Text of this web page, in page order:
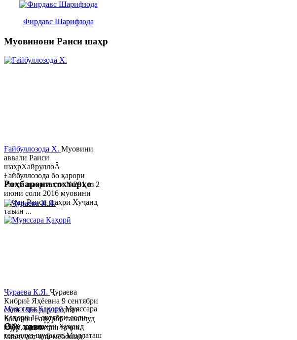
Фирдавс Шарифзода
Муовинони Раиси шаҳр
Ғайбуллозода Х. Муовини
аввали Раиси
шаҳрХайруллоÂ
Ғайбуллозода бо қарори
Раиси шаҳр таҳти №281 аз 2
июни соли 2016 муовини
якуми Раиси шаҳри Хуҷанд
таъин ...
Муяссара ҚаҳорӣМуяссара
Қаҳорӣ 15 октябри соли
1979 дар шаҳри Хуҷанд
таваллуд шудааст. Миллаташ
Роҳбарони сохторҳо
Ҷӯраева К.Я. Ҷӯраева
Кибриё Яҳёевна 9 сентябри
соли 1966 дар ноҳияи
Бобоҷон Ғафуров таваллуд
шуда, миллаташ тоҷик,
маълумот олӣ мебошад.
Обу хаво